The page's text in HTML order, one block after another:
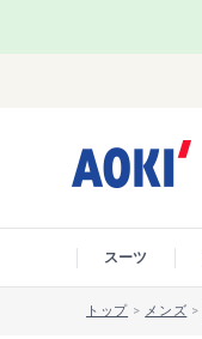
スーツ
トップ > メンズ >